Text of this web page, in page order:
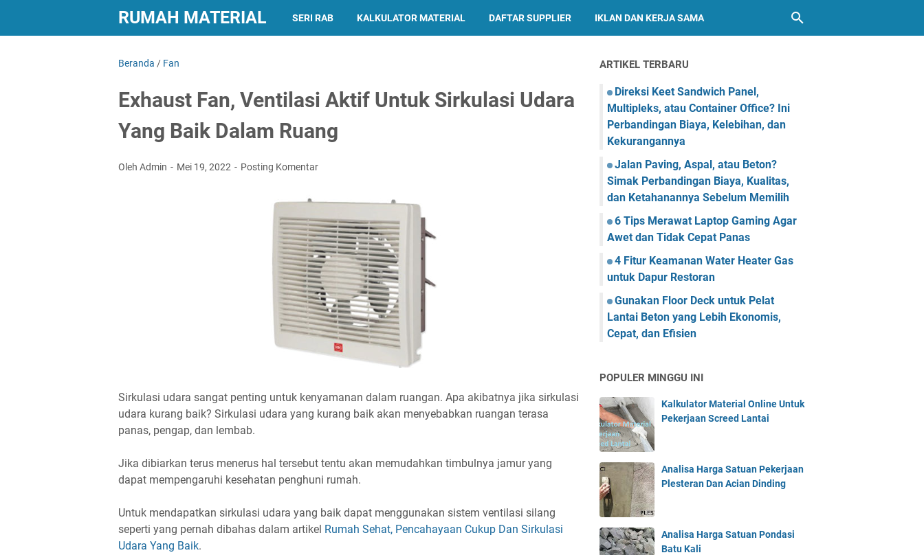
RUMAH MATERIAL SERI RAB KALKULATOR MATERIAL DAFTAR SUPPLIER IKLAN DAN KERJA SAMA
Beranda / Fan
Exhaust Fan, Ventilasi Aktif Untuk Sirkulasi Udara
Yang Baik Dalam Ruang
Oleh Admin Mei 19, 2022 Posting Komentar
Sirkulasi udara sangat penting untuk kenyamanan dalam ruangan. Apa akibatnya jika sirkulasi
udara kurang baik? Sirkulasi udara yang kurang baik akan menyebabkan ruangan terasa
panas, pengap, dan lembab.
Jika dibiarkan terus menerus hal tersebut tentu akan memudahkan timbulnya jamur yang
dapat mempengaruhi kesehatan penghuni rumah.
Untuk mendapatkan sirkulasi udara yang baik dapat menggunakan sistem ventilasi silang
seperti yang pernah dibahas dalam artikel Rumah Sehat, Pencahayaan Cukup Dan Sirkulasi
Udara Yang Baik.
ARTIKEL TERBARU
Direksi Keet Sandwich Panel,
Multipleks, atau Container Office? Ini
Perbandingan Biaya, Kelebihan, dan
Kekurangannya
Jalan Paving, Aspal, atau Beton?
Simak Perbandingan Biaya, Kualitas,
dan Ketahanannya Sebelum Memilih
6 Tips Merawat Laptop Gaming Agar
Awet dan Tidak Cepat Panas
4 Fitur Keamanan Water Heater Gas
untuk Dapur Restoran
Gunakan Floor Deck untuk Pelat
Lantai Beton yang Lebih Ekonomis,
Cepat, dan Efisien
POPULER MINGGU INI
Kalkulator Material Online Untuk
Pekerjaan Screed Lantai
Analisa Harga Satuan Pekerjaan
Plesteran Dan Acian Dinding
Analisa Harga Satuan Pondasi
Batu Kali